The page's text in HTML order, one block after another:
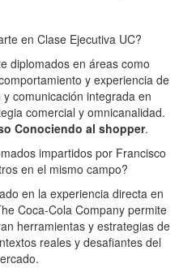
en Clase Ejecutiva UC?
diplomados en áreas como
y experiencia de
comunicación integrada en
comercial y omnicanalidad.
Conociendo al shopper.
impartidos por Francisco
en el mismo campo?
en la experiencia directa en
Coca-Cola Company permite
herramientas y estrategias de
reales y desafiantes del